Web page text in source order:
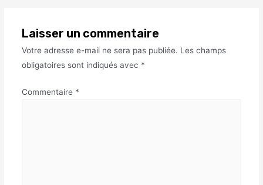
Laisser un commentaire
Votre adresse e-mail ne sera pas publiée. Les champs
obligatoires sont indiqués avec *
Commentaire *